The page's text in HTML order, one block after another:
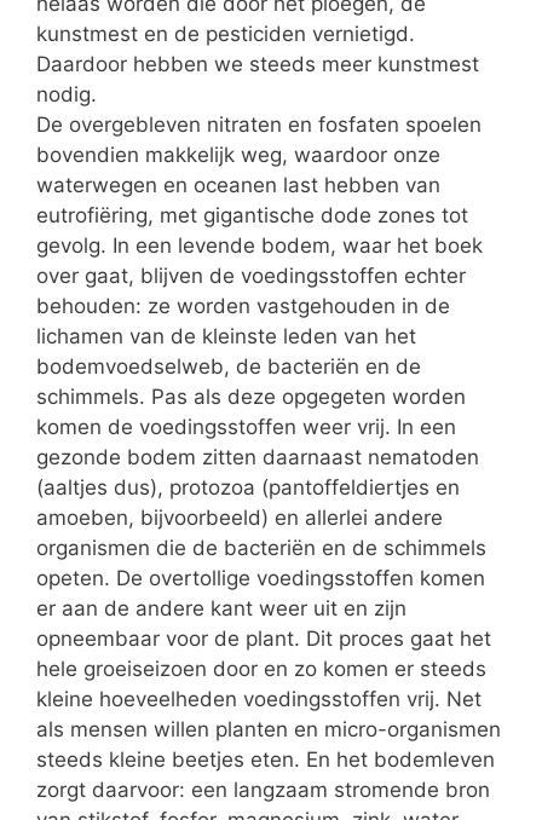
kunstmest en de pesticiden vernietigd.
Daardoor hebben we steeds meer kunstmest
nodig.
De overgebleven nitraten en fosfaten spoelen
bovendien makkelijk weg, waardoor onze
waterwegen en oceanen last hebben van
eutrofiëring, met gigantische dode zones tot
gevolg. In een levende bodem, waar het boek
over gaat, blijven de voedingsstoffen echter
behouden: ze worden vastgehouden in de
lichamen van de kleinste leden van het
bodemvoedselweb, de bacteriën en de
schimmels. Pas als deze opgegeten worden
komen de voedingsstoffen weer vrij. In een
gezonde bodem zitten daarnaast nematoden
(aaltjes dus), protozoa (pantoffeldiertjes en
amoeben, bijvoorbeeld) en allerlei andere
organismen die de bacteriën en de schimmels
opeten. De overtollige voedingsstoffen komen
er aan de andere kant weer uit en zijn
opneembaar voor de plant. Dit proces gaat het
hele groeiseizoen door en zo komen er steeds
kleine hoeveelheden voedingsstoffen vrij. Net
als mensen willen planten en micro-organismen
steeds kleine beetjes eten. En het bodemleven
zorgt daarvoor: een langzaam stromende bron